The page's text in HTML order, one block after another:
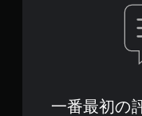
一番最初の